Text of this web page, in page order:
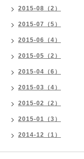
2015-08（2）
2015-07（5）
2015-06（4）
2015-05（2）
2015-04（6）
2015-03（4）
2015-02（2）
2015-01（3）
2014-12（1）